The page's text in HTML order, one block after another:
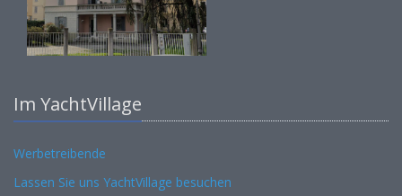
Im YachtVillage
Werbetreibende
Lassen Sie uns YachtVillage besuchen